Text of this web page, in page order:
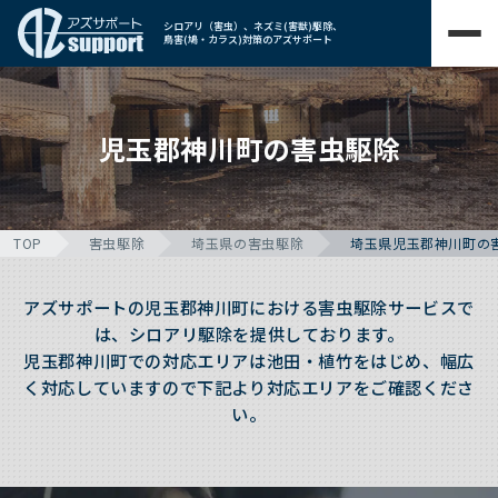
シロアリ（害虫）、ネズミ(害獣)駆除、
鳥害(鳩・カラス)対策のアズサポート
児玉郡神川町の害虫駆除
TOP 害虫駆除 埼玉県の害虫駆除 埼玉県児玉郡神川町の
アズサポートの児玉郡神川町における害虫駆除サービスで
は、シロアリ駆除を提供しております。
児玉郡神川町での対応エリアは池田・植竹をはじめ、幅広
く対応していますので下記より対応エリアをご確認くださ
い。